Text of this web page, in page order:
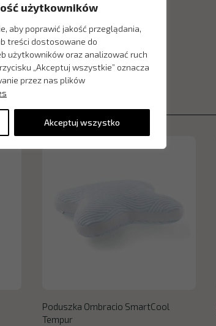
użytkowników
aby poprawić jakość przeglądania,
treści dostosowane do
użytkowników oraz analizować ruch
„Akceptuj wszystkie” oznacza
przez nas plików
Akceptuj wszystko
Poduszka Ombracio SmartCool
Tempur